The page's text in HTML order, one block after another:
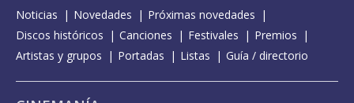
Noticias Novedades
Próximas novedades
Discos históricos
Canciones Festivales
Premios
Artistas y grupos
Portadas Listas Guía / directorio